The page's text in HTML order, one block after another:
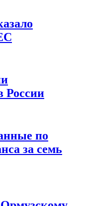
России
по
за семь